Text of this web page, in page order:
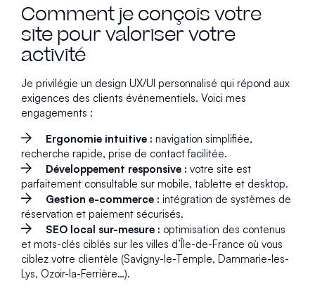
Comment je conçois votre
site pour valoriser votre
activité
Je privilégie un design UX/UI personnalisé qui répond aux
exigences des clients événementiels. Voici mes
engagements :
Ergonomie intuitive : navigation simplifiée,
recherche rapide, prise de contact facilitée.
Développement responsive : votre site est
parfaitement consultable sur mobile, tablette et desktop.
Gestion e-commerce : intégration de systèmes de
réservation et paiement sécurisés.
SEO local sur-mesure : optimisation des contenus
et mots-clés ciblés sur les villes d’Île-de-France où vous
ciblez votre clientèle (Savigny-le-Temple, Dammarie-les-
Lys, Ozoir-la-Ferrière…).